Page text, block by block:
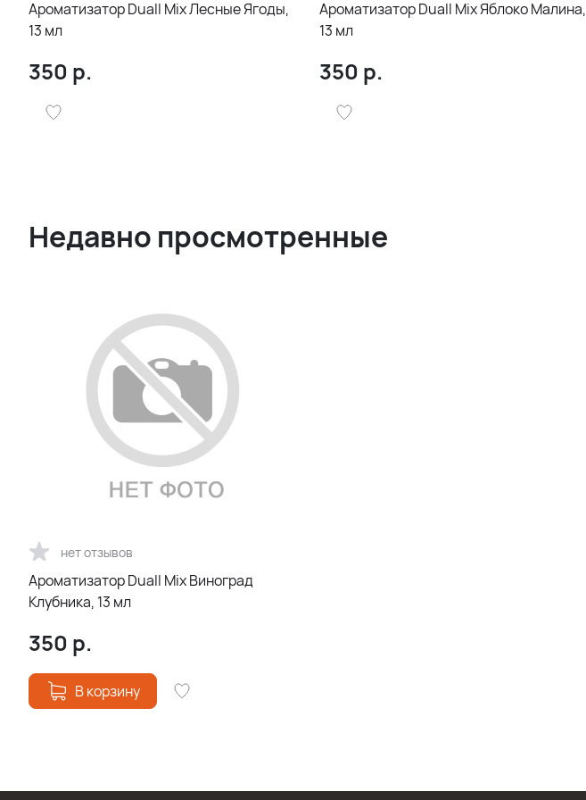
Ароматизатор Duall Mix Лесные Ягоды,
13 мл
350 р.
Ароматизатор Duall Mix Яблоко Малина,
13 мл
350 р.
Недавно просмотренные
нет отзывов
Ароматизатор Duall Mix Виноград
Клубника, 13 мл
350 р.
В корзину